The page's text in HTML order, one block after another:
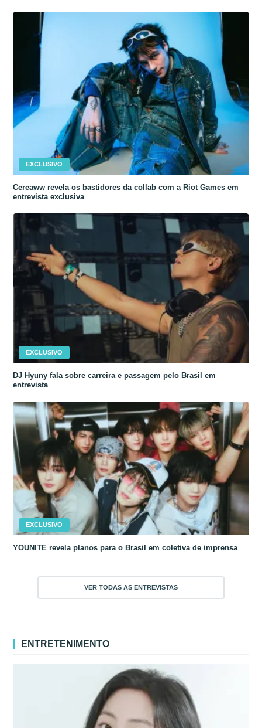
EXCLUSIVO
Cereaww revela os bastidores da collab com a Riot Games em
entrevista exclusiva
EXCLUSIVO
DJ Hyuny fala sobre carreira e passagem pelo Brasil em
entrevista
EXCLUSIVO
YOUNITE revela planos para o Brasil em coletiva de imprensa
VER TODAS AS ENTREVISTAS
ENTRETENIMENTO